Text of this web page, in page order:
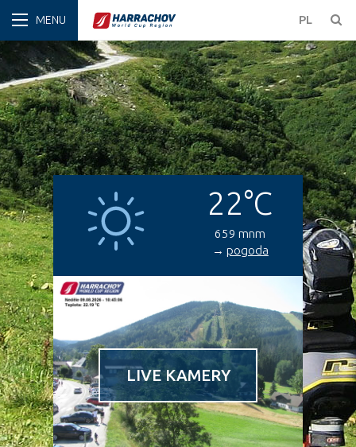
PL
ZIMA
22°C
659 mnm
→ pogoda
LIVE KAMERY